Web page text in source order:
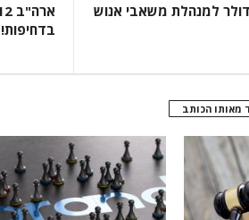
מיליון דולר למנהלת משאבי אנוש
בדחיפות!
מאותו הכותב